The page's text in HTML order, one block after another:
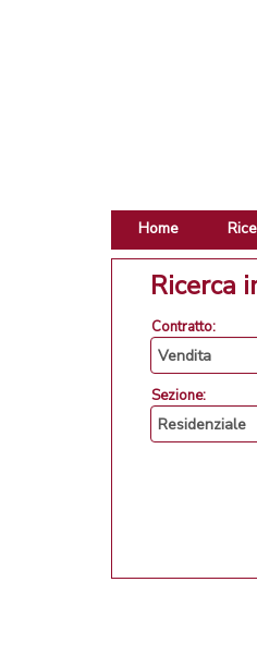
Home
Ricerca
Contratto:
Sezione: